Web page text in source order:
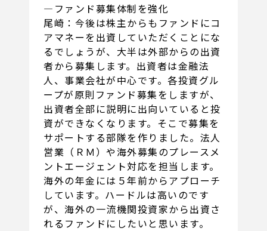
―ファンド募集体制を強化
尾崎：今後は株主からもファンドにコ
アマネーを出資していただくことにな
るでしょうが、大半は外部からの出資
者から募集します。出資者は金融法
人、事業会社が中心です。各投資グル
ープが原則ファンド募集をしますが、
出資者全部に説明に出向いていると投
資ができなくなります。そこで募集を
サポートする部隊を作りました。法人
営業（ＲＭ）や海外募集のプレースメ
ントエージェント対応を担当します。
海外の年金には５年前からアプローチ
しています。ハードルは高いのです
が、海外の一流機関投資家から出資さ
れるファンドにしたいと思います。